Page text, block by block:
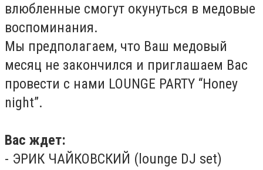
влюбленные смогут окунуться в медовые
воспоминания.
Мы предполагаем, что Ваш медовый
месяц не закончился и приглашаем Вас
провести с нами LOUNGE PARTY “Honey
night”.
Вас ждет:
- ЭРИК ЧАЙКОВСКИЙ (lounge DJ set)